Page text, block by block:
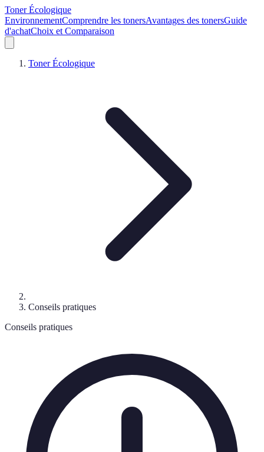
Toner Écologique
EnvironnementComprendre les tonersAvantages des tonersGuide
d'achatChoix et Comparaison
Toner Écologique
Conseils pratiques
Conseils pratiques